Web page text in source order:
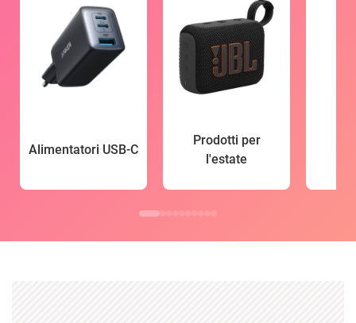
Alimentatori USB-C
Prodotti per
l'estate